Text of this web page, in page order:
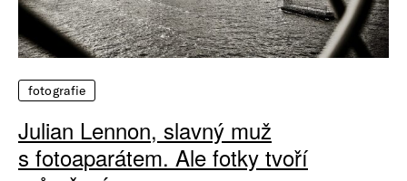
fotografie
Julian Lennon, slavný muž
s fotoaparátem. Ale fotky tvoří